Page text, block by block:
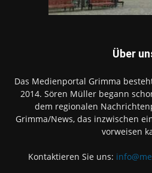
Über
Das Medienportal Grimma
2014. Sören Müller begann
dem regionalen
Grimma/News, das inzwischen
vorweisen
Kontaktieren Sie uns: